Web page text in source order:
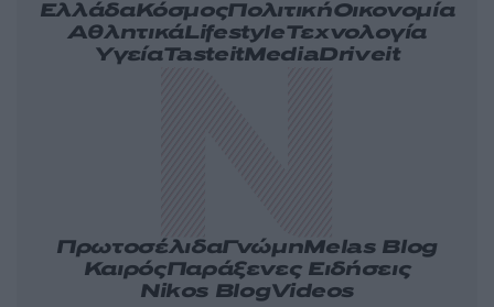
ΕλλάδαΚόσμοςΠολιτικήΟικονομία
ΑθλητικάLifestyleΤεχνολογία
ΥγείαTasteitMediaDriveit
ΠρωτοσέλιδαΓνώμηMelas Blog
ΚαιρόςΠαράξενες Ειδήσεις
Nikos BlogVideos